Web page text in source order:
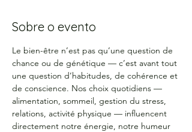
Sobre o evento
Le bien-être n’est pas qu’une question de
chance ou de génétique — c’est avant tout
une question d’habitudes, de cohérence et
de conscience. Nos choix quotidiens —
alimentation, sommeil, gestion du stress,
relations, activité physique — influencent
directement notre énergie, notre humeur